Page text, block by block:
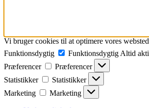
Vi bruger cookies til at optimere vores
Funktionsdygtig
Funktionsdygtig Altid
Præferencer
Præferencer
Statistikker
Statistikker
Marketing
Marketing